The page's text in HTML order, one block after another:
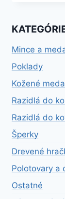
Mince a
Poklady
Kožené
Razidlá do
Razidlá do
Šperky
Drevené
Polotovary a
Ostatné